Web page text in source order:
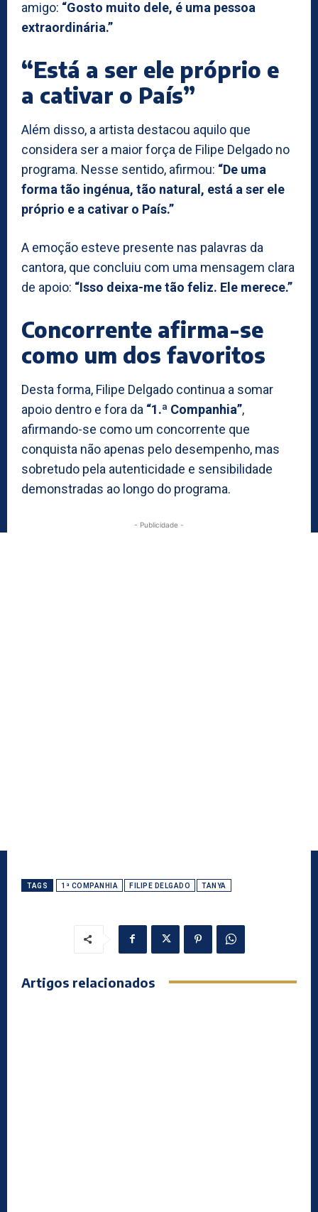
amigo: “Gosto muito dele, é uma pessoa
extraordinária.”
“Está a ser ele próprio e
a cativar o País”
Além disso, a artista destacou aquilo que
considera ser a maior força de Filipe Delgado no
programa. Nesse sentido, afirmou: “De uma
forma tão ingénua, tão natural, está a ser ele
próprio e a cativar o País.”
A emoção esteve presente nas palavras da
cantora, que concluiu com uma mensagem clara
de apoio: “Isso deixa-me tão feliz. Ele merece.”
Concorrente afirma-se
como um dos favoritos
Desta forma, Filipe Delgado continua a somar
apoio dentro e fora da “1.ª Companhia”,
afirmando-se como um concorrente que
conquista não apenas pelo desempenho, mas
sobretudo pela autenticidade e sensibilidade
demonstradas ao longo do programa.
- Publicidade -
TAGS 1ª COMPANHIA FILIPE DELGADO TANYA
Artigos relacionados